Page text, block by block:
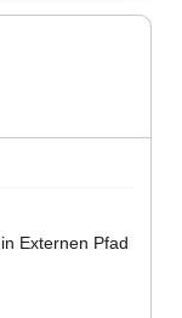
Externen Pfad